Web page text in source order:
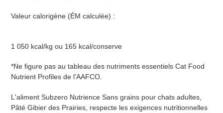
Valeur calorigène (ÉM calculée) :
1 050 kcal/kg ou 165 kcal/conserve
*Ne figure pas au tableau des nutriments essentiels Cat Food
Nutrient Profiles de l'AAFCO.
L'aliment Subzero Nutrience Sans grains pour chats adultes,
Pâté Gibier des Prairies, respecte les exigences nutritionnelles